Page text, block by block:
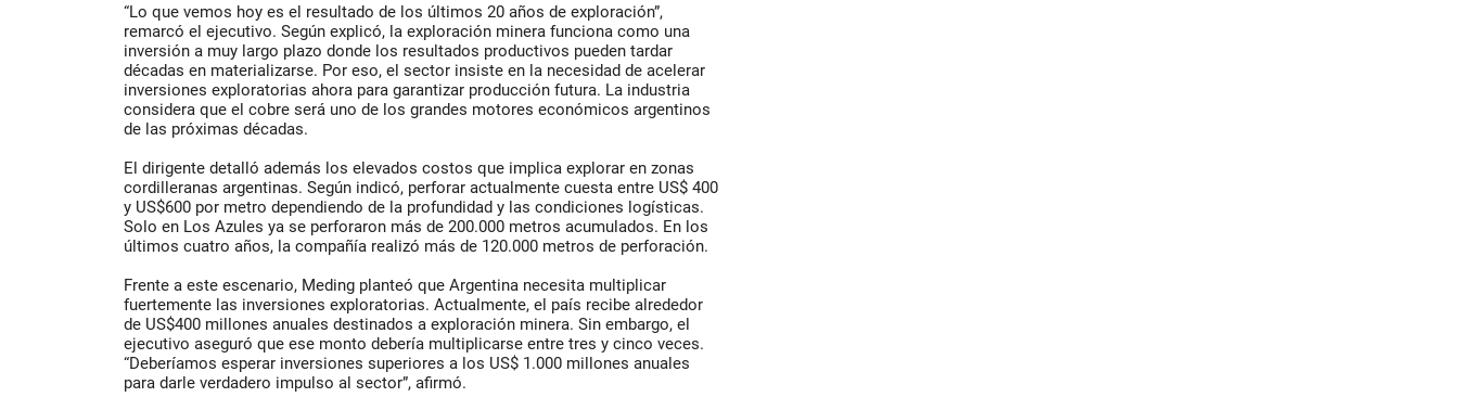
“Lo que vemos hoy es el resultado de los últimos 20 años de exploración”,
remarcó el ejecutivo. Según explicó, la exploración minera funciona como una
inversión a muy largo plazo donde los resultados productivos pueden tardar
décadas en materializarse. Por eso, el sector insiste en la necesidad de acelerar
inversiones exploratorias ahora para garantizar producción futura. La industria
considera que el cobre será uno de los grandes motores económicos argentinos
de las próximas décadas.
El dirigente detalló además los elevados costos que implica explorar en zonas
cordilleranas argentinas. Según indicó, perforar actualmente cuesta entre US$ 400
y US$600 por metro dependiendo de la profundidad y las condiciones logísticas.
Solo en Los Azules ya se perforaron más de 200.000 metros acumulados. En los
últimos cuatro años, la compañía realizó más de 120.000 metros de perforación.
Frente a este escenario, Meding planteó que Argentina necesita multiplicar
fuertemente las inversiones exploratorias. Actualmente, el país recibe alrededor
de US$400 millones anuales destinados a exploración minera. Sin embargo, el
ejecutivo aseguró que ese monto debería multiplicarse entre tres y cinco veces.
“Deberíamos esperar inversiones superiores a los US$ 1.000 millones anuales
para darle verdadero impulso al sector”, afirmó.